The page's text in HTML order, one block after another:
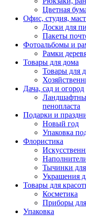
Цветная
Офис, студия,
Доски для
Пакеты
Фотоальбомы и
Рамки
Товары для дома
Товары для
Дача, сад и огород
пенопласта
Подарки и
Новый год
Упаковка
Флористика
Тычинки
Украшения
Товары для
Косметика
Приборы
Упаковка